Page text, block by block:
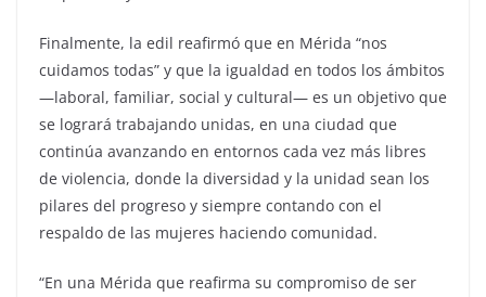
Finalmente, la edil reafirmó que en Mérida “nos
cuidamos todas” y que la igualdad en todos los ámbitos
—laboral, familiar, social y cultural— es un objetivo que
se logrará trabajando unidas, en una ciudad que
continúa avanzando en entornos cada vez más libres
de violencia, donde la diversidad y la unidad sean los
pilares del progreso y siempre contando con el
respaldo de las mujeres haciendo comunidad.
“En una Mérida que reafirma su compromiso de ser